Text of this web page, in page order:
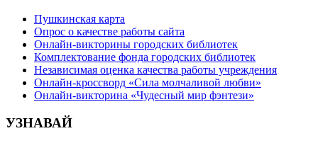
Пушкинская карта
Опрос о качестве работы сайта
Онлайн-викторины городских библиотек
Комплектование фонда городских библиотек
Независимая оценка качества работы учреждения
Онлайн-кроссворд «Сила молчаливой любви»
Онлайн-викторина «Чудесный мир фэнтези»
УЗНАВАЙ